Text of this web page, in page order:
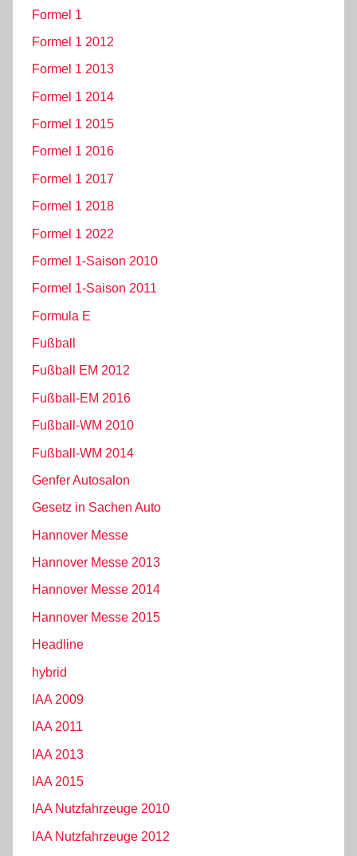
Formel 1
Formel 1 2012
Formel 1 2013
Formel 1 2014
Formel 1 2015
Formel 1 2016
Formel 1 2017
Formel 1 2018
Formel 1 2022
Formel 1-Saison 2010
Formel 1-Saison 2011
Formula E
Fußball
Fußball EM 2012
Fußball-EM 2016
Fußball-WM 2010
Fußball-WM 2014
Genfer Autosalon
Gesetz in Sachen Auto
Hannover Messe
Hannover Messe 2013
Hannover Messe 2014
Hannover Messe 2015
Headline
hybrid
IAA 2009
IAA 2011
IAA 2013
IAA 2015
IAA Nutzfahrzeuge 2010
IAA Nutzfahrzeuge 2012